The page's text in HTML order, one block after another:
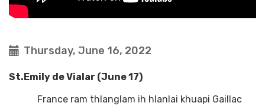
Thursday, June 16, 2022
St.Emily de Vialar (June 17)
France ram thlanglam ih hlanlai khuapi Gaillac